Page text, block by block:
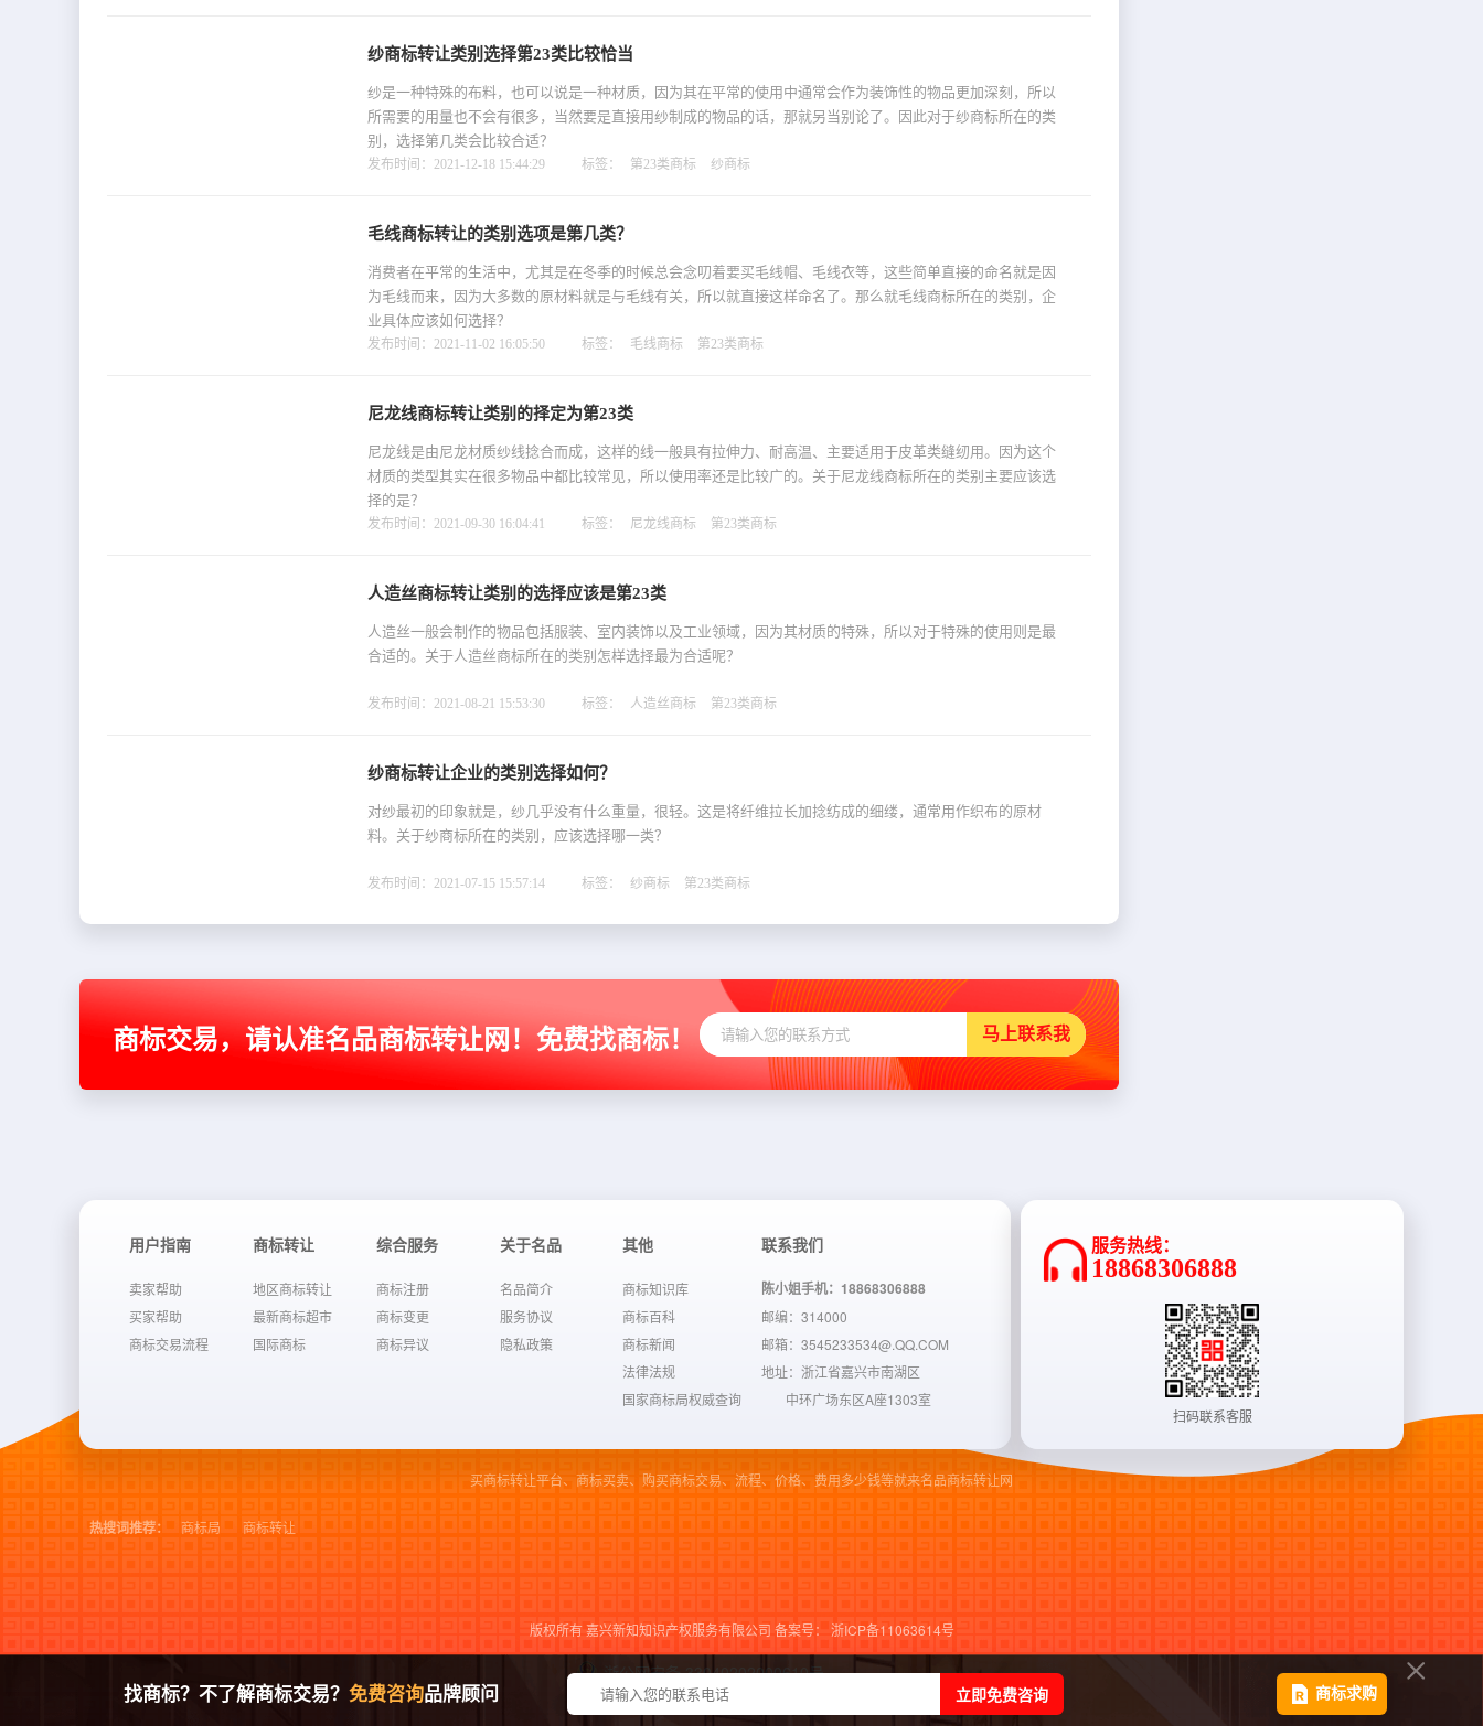
纱商标转让类别选择第23类比较恰当
纱是一种特殊的布料，也可以说是一种材质，因为其在平常的使用中通常会作为装饰性的物品更加深刻，所以
所需要的用量也不会有很多，当然要是直接用纱制成的物品的话，那就另当别论了。因此对于纱商标所在的类
别，选择第几类会比较合适？
发布时间：2021-12-18 15:44:29 标签： 第23类商标 纱商标
毛线商标转让的类别选项是第几类？
消费者在平常的生活中，尤其是在冬季的时候总会念叨着要买毛线帽、毛线衣等，这些简单直接的命名就是因
为毛线而来，因为大多数的原材料就是与毛线有关，所以就直接这样命名了。那么就毛线商标所在的类别，企
业具体应该如何选择？
发布时间：2021-11-02 16:05:50 标签： 毛线商标 第23类商标
尼龙线商标转让类别的择定为第23类
尼龙线是由尼龙材质纱线捻合而成，这样的线一般具有拉伸力、耐高温、主要适用于皮革类缝纫用。因为这个
材质的类型其实在很多物品中都比较常见，所以使用率还是比较广的。关于尼龙线商标所在的类别主要应该选
择的是？
发布时间：2021-09-30 16:04:41 标签： 尼龙线商标 第23类商标
人造丝商标转让类别的选择应该是第23类
人造丝一般会制作的物品包括服装、室内装饰以及工业领域，因为其材质的特殊，所以对于特殊的使用则是最
合适的。关于人造丝商标所在的类别怎样选择最为合适呢？
发布时间：2021-08-21 15:53:30 标签： 人造丝商标 第23类商标
纱商标转让企业的类别选择如何？
对纱最初的印象就是，纱几乎没有什么重量，很轻。这是将纤维拉长加捻纺成的细缕，通常用作织布的原材
料。关于纱商标所在的类别，应该选择哪一类？
发布时间：2021-07-15 15:57:14 标签： 纱商标 第23类商标
商标交易，请认准名品商标转让网！免费找商标！ 马上联系我
用户指南
卖家帮助
买家帮助
商标交易流程
商标转让
地区商标转让
最新商标超市
国际商标
综合服务
商标注册
商标变更
商标异议
关于名品
名品简介
服务协议
隐私政策
其他
商标知识库
商标百科
商标新闻
法律法规
国家商标局权威查询
联系我们
陈小姐手机：18868306888
邮编：314000
邮箱：3545233534@.QQ.COM
地址：浙江省嘉兴市南湖区
中环广场东区A座1303室
服务热线：
18868306888
扫码联系客服
买商标转让平台、商标买卖、购买商标交易、流程、价格、费用多少钱等就来名品商标转让网
热搜词推荐： 商标局 商标转让
版权所有 嘉兴新知知识产权服务有限公司 备案号： 浙ICP备11063614号
浙公网安备 33040202000610号
找商标？不了解商标交易？ 免费咨询品牌顾问 立即免费咨询 商标求购